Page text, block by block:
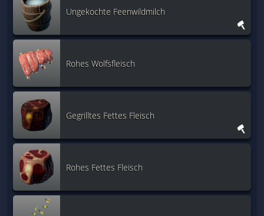
Ungekochte Feenwildmilch
Rohes Wolfsfleisch
Gegrilltes Fettes Fleisch
Rohes Fettes Fleisch